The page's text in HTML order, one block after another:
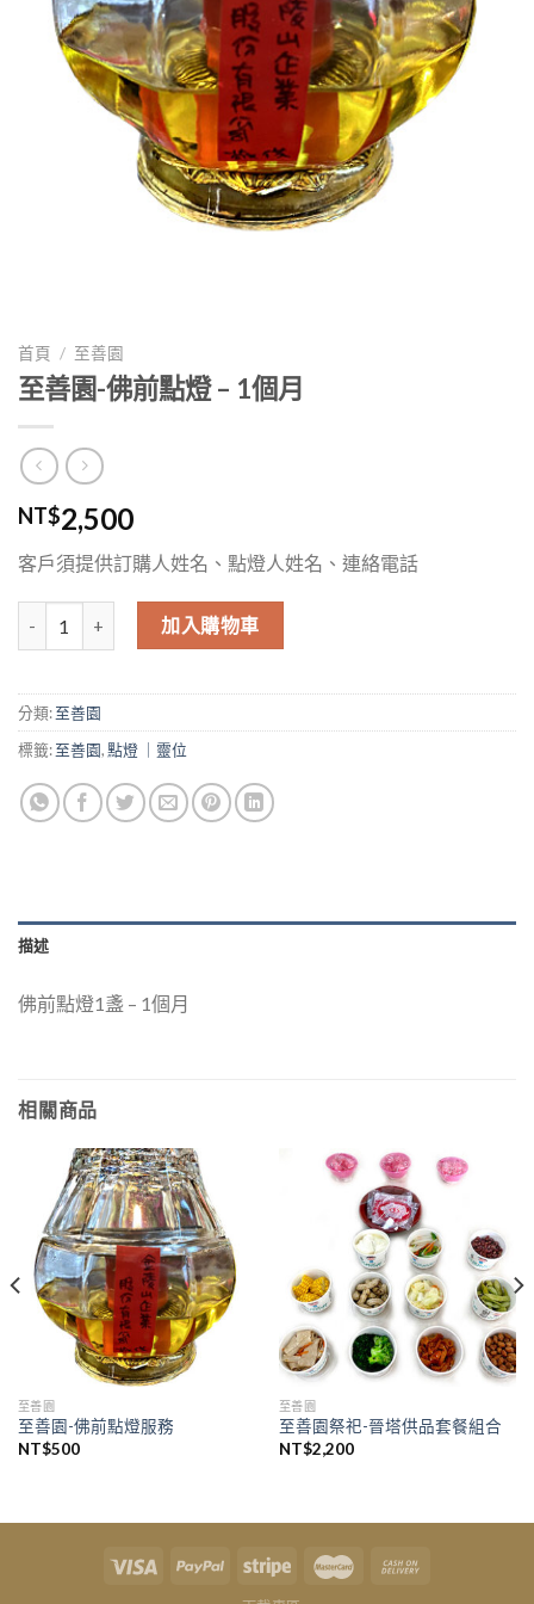
首頁 / 至善園
至善園-佛前點燈 – 1個月
NT$2,500
客戶須提供訂購人姓名、點燈人姓名、連絡電話
至善園-佛前點燈 - 1個月 數量
加入購物車
分類:至善園
標籤:至善園,點燈 ｜靈位
描述
佛前點燈1盞 – 1個月
相關商品
至善園
至善園-佛前點燈服務
NT$500
至善園
至善園祭祀-晉塔供品套餐組合
NT$2,200